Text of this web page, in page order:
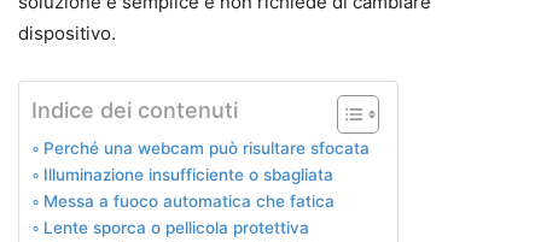
dispositivo.
Indice dei contenuti
Perché una webcam può risultare sfocata
Illuminazione insufficiente o sbagliata
Messa a fuoco automatica che fatica
Lente sporca o pellicola protettiva